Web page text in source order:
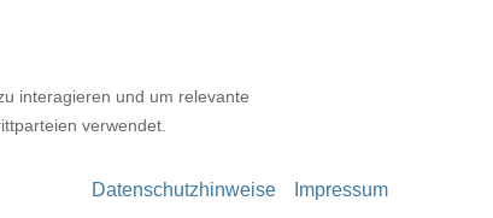
interagieren und um relevante
verwendet.
Datenschutzhinweise Impressum